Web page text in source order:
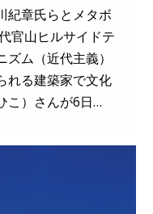
章氏らとメタボ
官山ヒルサイドテ
ム（近代主義）
れる建築家で文化
こ）さんが6日…